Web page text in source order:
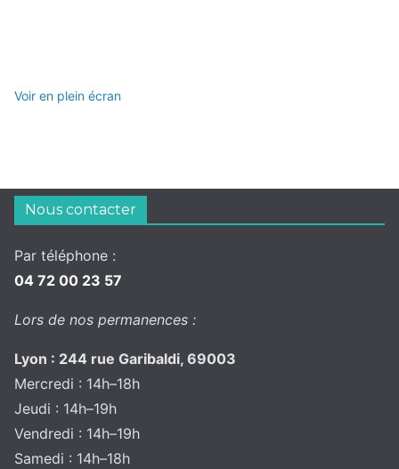
Voir en plein écran
Nous contacter
Par téléphone :
04 72 00 23 57
Lors de nos permanences :
Lyon : 244 rue Garibaldi, 69003
Mercredi : 14h–18h
Jeudi : 14h–19h
Vendredi : 14h–19h
Samedi : 14h–18h